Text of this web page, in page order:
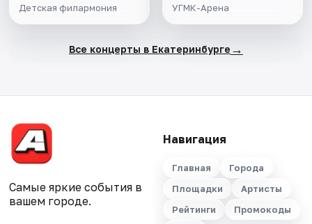
Детская филармония УГМК-Арена
Все концерты в Екатеринбурге →
Самые яркие события в
вашем городе.
Навигация
Главная
Города
Площадки
Артисты
Рейтинги
Промокоды